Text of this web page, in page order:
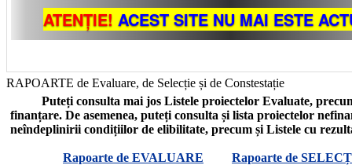
RAPOARTE de Evaluare, de Selecție și de Constestație
Puteți consulta mai jos Listele proiectelor Evaluate,
finanțare. De asemenea, puteți consulta și lista proiectelor
neîndeplinirii condițiilor de elibilitate, precum și Listele cu
Rapoarte de EVALUARE Rapoarte de